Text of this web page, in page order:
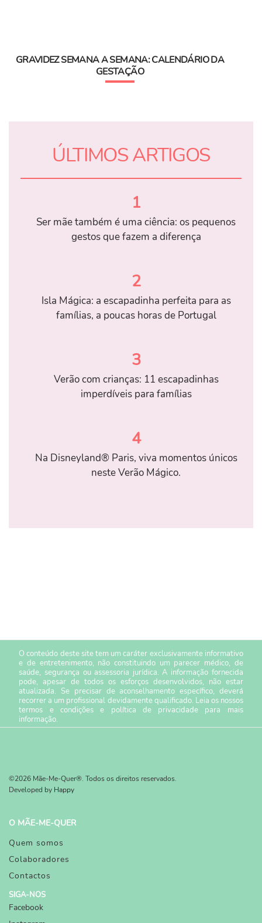
GRAVIDEZ SEMANA A SEMANA: CALENDÁRIO DA
GESTAÇÃO
ÚLTIMOS ARTIGOS
1
Ser mãe também é uma ciência: os pequenos
gestos que fazem a diferença
2
Isla Mágica: a escapadinha perfeita para as
famílias, a poucas horas de Portugal
3
Verão com crianças: 11 escapadinhas
imperdíveis para famílias
4
Na Disneyland® Paris, viva momentos únicos
neste Verão Mágico.
O conteúdo deste site tem um caráter exclusivamente informativo
e de entretenimento, não constituindo um parecer médico, de
saúde, segurança ou assessoria jurídica. A informação fornecida
pode, apesar de todos os esforços desenvolvidos, não estar
atualizada. Se precisar de aconselhamento específico, deverá
recorrer a um profissional devidamente qualificado. Leia os nossos
termos e condiçõese política de privacidade para mais
informação.
©2026 Mãe-Me-Quer®. Todos os direitos reservados.
Developed by Happy
O MÃE-ME-QUER
Quem somos
Colaboradores
Contactos
SIGA-NOS
Facebook